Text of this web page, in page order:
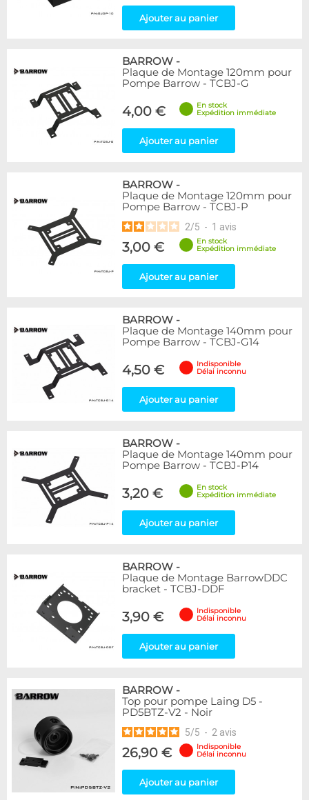
Ajouter au panier
BARROW -
Plaque de Montage 120mm pour
Pompe Barrow - TCBJ-G
4,00 €
En stock
Expédition immédiate
Ajouter au panier
BARROW -
Plaque de Montage 120mm pour
Pompe Barrow - TCBJ-P
2/5 - 1 avis
3,00 €
En stock
Expédition immédiate
Ajouter au panier
BARROW -
Plaque de Montage 140mm pour
Pompe Barrow - TCBJ-G14
4,50 €
Indisponible
Délai inconnu
Ajouter au panier
BARROW -
Plaque de Montage 140mm pour
Pompe Barrow - TCBJ-P14
3,20 €
En stock
Expédition immédiate
Ajouter au panier
BARROW -
Plaque de Montage BarrowDDC
bracket - TCBJ-DDF
3,90 €
Indisponible
Délai inconnu
Ajouter au panier
BARROW -
Top pour pompe Laing D5 -
PD5BTZ-V2 - Noir
5/5 - 2 avis
26,90 €
Indisponible
Délai inconnu
Ajouter au panier